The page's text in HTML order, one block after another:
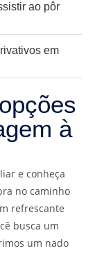
ao pôr
em
à
e conheça
no caminho
refrescante
busca um
um nado